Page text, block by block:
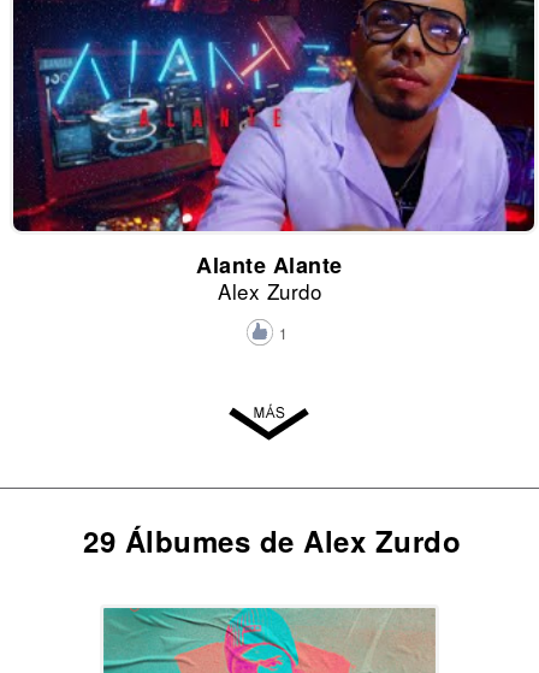
Alante Alante
Alex Zurdo
1
29 Álbumes de Alex Zurdo